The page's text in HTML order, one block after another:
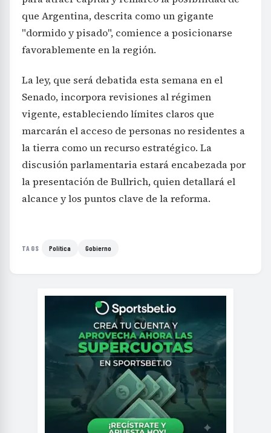
que Argentina, descrita como un gigante
"dormido y pisado", comience a posicionarse
favorablemente en la región.
La ley, que será debatida esta semana en el
Senado, incorpora revisiones al régimen
vigente, estableciendo límites claros que
marcarán el acceso de personas no residentes a
la tierra como un recurso estratégico. La
discusión parlamentaria estará encabezada por
la presentación de Bullrich, quien detallará el
alcance y los puntos clave de la reforma.
TAGS Política Gobierno